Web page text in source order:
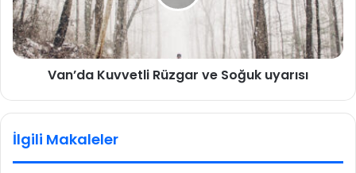
Van’da Kuvvetli Rüzgar ve Soğuk uyarısı
İlgili Makaleler